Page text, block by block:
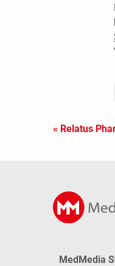
« Relatus
MedMedia